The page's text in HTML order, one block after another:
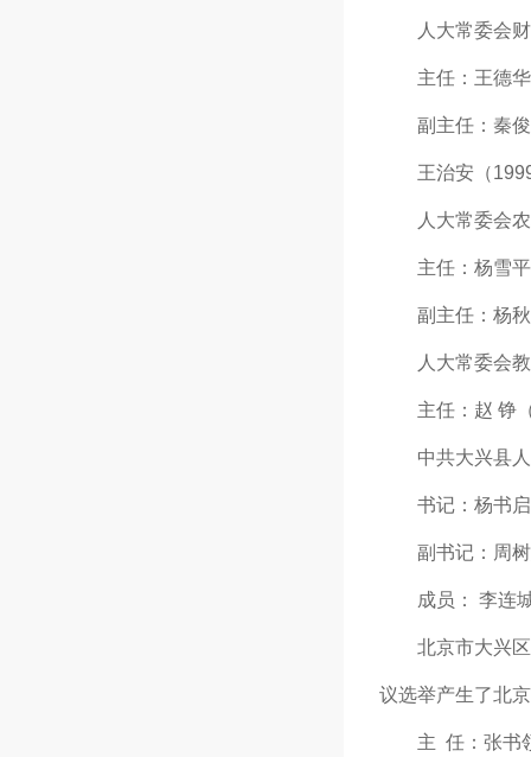
人大常委会财
主任：王德华
副主任：秦俊
王治安（1999
人大常委会农
主任：杨雪平
副主任：杨秋
人大常委会教
主任：赵 铮（
中共大兴县人
书记：杨书启
副书记：周树
成员： 李连城
北京市大兴区
议选举产生了北
主 任：张书领